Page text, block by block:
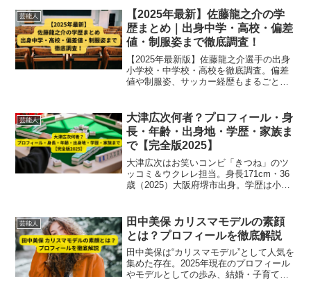
芸能人
【2025年最新】佐藤龍之介の学
歴まとめ｜出身中学・高校・偏差
値・制服姿まで徹底調査！
【2025年最新版】佐藤龍之介選手の出身
小学校・中学校・高校を徹底調査。偏差
値や制服姿、サッカー経歴もまるごと紹
芸能人
大津広次何者？プロフィール・身
長・年齢・出身地・学歴・家族ま
で【完全版2025】
大津広次はお笑いコンビ「きつね」のツ
ッコミ＆ウクレレ担当。身長171cm・36
歳（2025）大阪府堺市出身。学歴は小〜
芸能人
田中美保 カリスマモデルの素顔
とは？プロフィールを徹底解説
田中美保は“カリスマモデル”として人気を
集めた存在。2025年現在のプロフィール
やモデルとしての歩み、結婚・子育てを